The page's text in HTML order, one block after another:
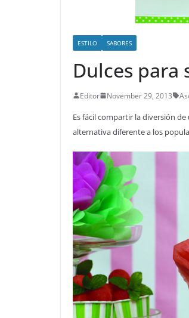
ESTILO SABORES
Dulces para
Editor November 29, 2013
Es fácil compartir la diversión
alternativa diferente a los